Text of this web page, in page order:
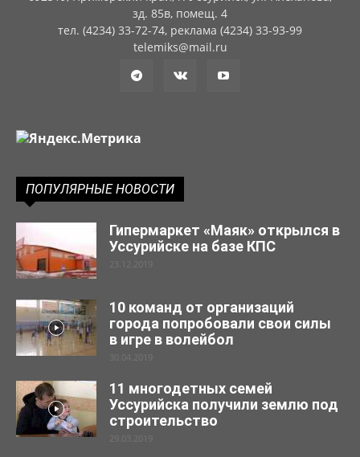
зд. 85в, помещ. 4
тел. (4234) 33-72-74, реклама (4234) 33-93-99
telemiks@mail.ru
ПОПУЛЯРНЫЕ НОВОСТИ
Гипермаркет «Маяк» открылся в
Уссурийске на базе КПС
23.12.2019
10 команд от организаций
города попробовали свои силы
в игре в волейбол
30.04.2019
11 многодетных семей
Уссурийска получили землю под
строительство
29.03.2019